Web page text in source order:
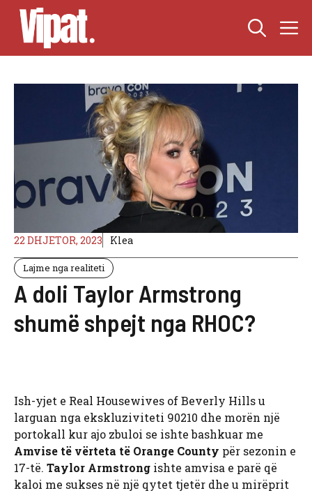
Skip
content
22 DHJETOR, 2023 Klea
Lajme nga realiteti
A doli Taylor Armstrong
shumë shpejt nga RHOC?
Ish-yjet e Real Housewives of Beverly Hills u
larguan nga ekskluziviteti 90210 dhe morën një
portokall kur ajo zbuloi se ishte bashkuar me
Amvise të vërteta të Orange County për sezonin e
17-të. Taylor Armstrong ishte amvisa e parë që
kaloi me sukses në një qytet tjetër dhe u mirëprit